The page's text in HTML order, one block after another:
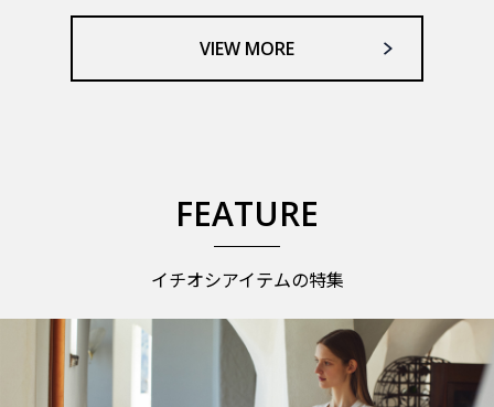
VIEW MORE
FEATURE
イチオシアイテムの特集